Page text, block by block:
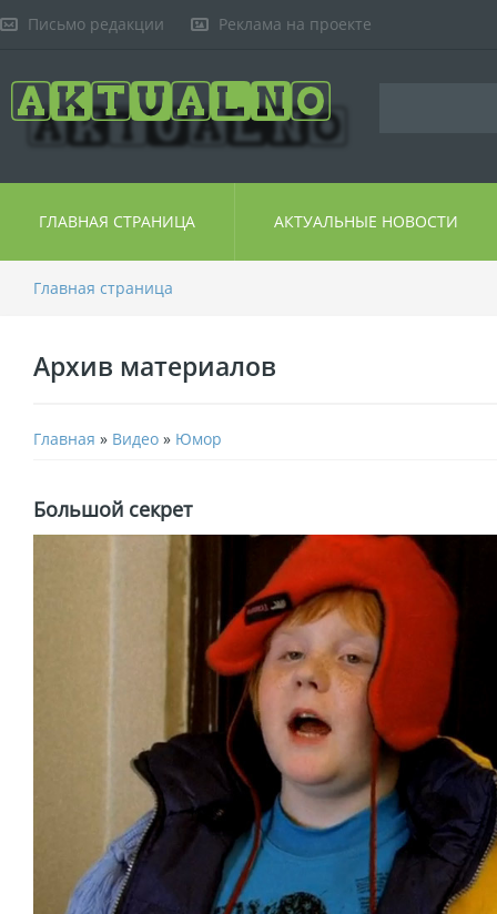
Письмо редакции Реклама на проекте
ГЛАВНАЯ СТРАНИЦА АКТУАЛЬНЫЕ НОВОСТИ
Главная страница
Архив материалов
Главная » Видео » Юмор
Большой секрет